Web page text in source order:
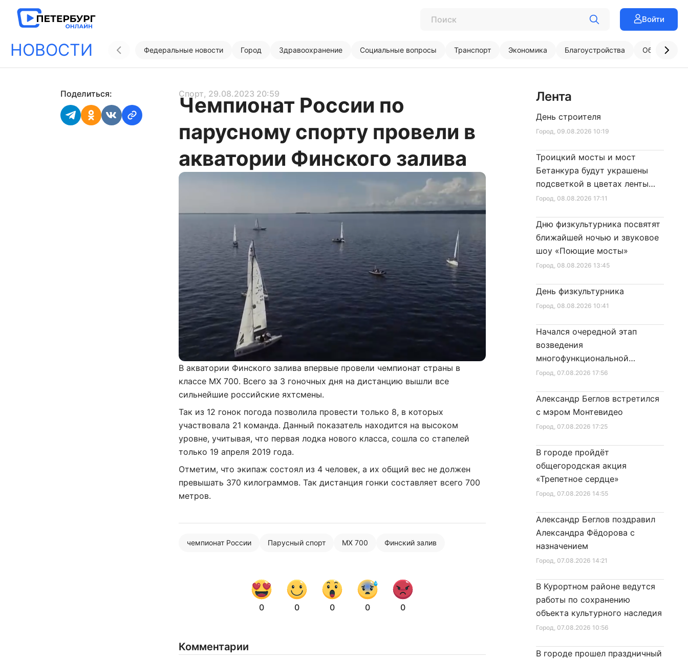
Войти
НОВОСТИ Федеральные новости Город Здравоохранение Социальные вопросы Транспорт Экономика Благоустройства
Поделиться: Спорт, 29.08.2023 20:59
Чемпионат России по
парусному спорту провели в
акватории Финского залива
В акватории Финского залива впервые провели чемпионат страны в
классе MX 700. Всего за 3 гоночных дня на дистанцию вышли все
сильнейшие российские яхтсмены.
Так из 12 гонок погода позволила провести только 8, в которых
участвовала 21 команда. Данный показатель находится на высоком
уровне, учитывая, что первая лодка нового класса, сошла со стапелей
только 19 апреля 2019 года.
Отметим, что экипаж состоял из 4 человек, а их общий вес не должен
превышать 370 килограммов. Так дистанция гонки составляет всего 700
метров.
чемпионат России Парусный спорт MX 700 Финский залив
0 0 0 0 0
Комментарии
Лента
Город, 09.08.2026 10:19
День строителя
Город, 08.08.2026 17:11
Троицкий мосты и мост
Бетанкура будут украшены
подсветкой в цветах ленты
Ленинградской Победы
Город, 08.08.2026 13:45
Дню физкультурника посвятят
ближайшей ночью и звуковое
шоу «Поющие мосты»
Город, 08.08.2026 10:41
День физкультурника
Город, 07.08.2026 17:56
Начался очередной этап
возведения
многофункциональной
площадки центра спорта
Город, 07.08.2026 17:25
Александр Беглов встретился
с мэром Монтевидео
Город, 07.08.2026 14:55
В городе пройдёт
общегородская акция
«Трепетное сердце»
Город, 07.08.2026 14:21
Александр Беглов поздравил
Александра Фёдорова с
назначением
Город, 07.08.2026 10:56
В Курортном районе ведутся
работы по сохранению
объекта культурного наследия
В городе прошел праздничный